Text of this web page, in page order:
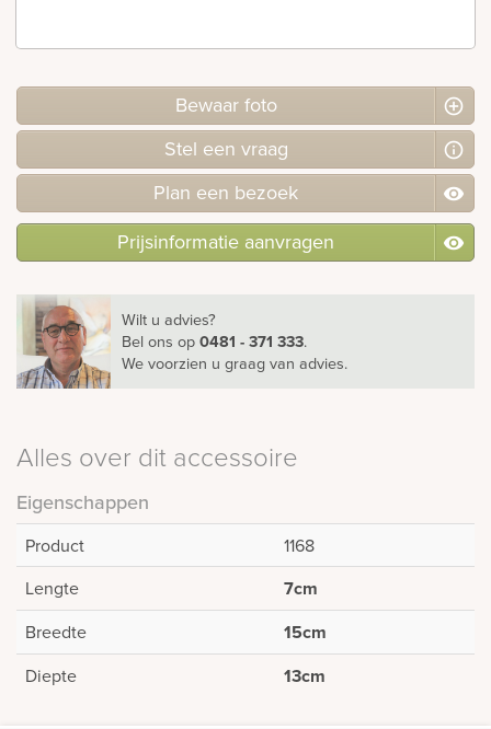
Bewaar foto
Stel een vraag
Plan een bezoek
Prijsinformatie aanvragen
Wilt u advies?
Bel ons op0481 - 371 333.
We voorzien u graag van advies.
Alles over dit accessoire
Eigenschappen
Product
1168
Lengte
7cm
Breedte 15cm
Diepte 13cm